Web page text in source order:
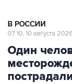
В РОССИИ
07:10, 10 августа 2026
Один